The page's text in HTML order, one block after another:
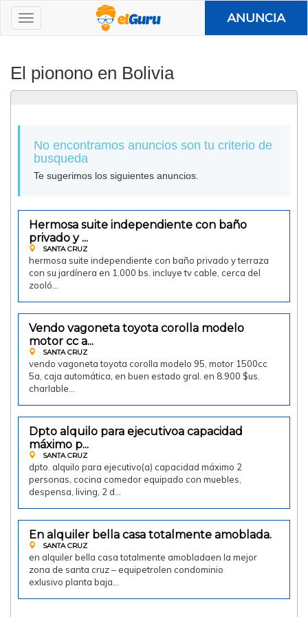
ANUNCIA
El pionono en Bolivia
No encontramos anuncios son tu criterio de
busqueda
Te sugerimos los siguientes anuncios.
Doy en alquiler
Hermosa suite independiente con baño
privado y ...
SANTA CRUZ
hermosa suite independiente con baño privado y terraza
con su jardínera en 1.000 bs. incluye tv cable, cerca del
zooló…
Vendo
Vendo vagoneta toyota corolla modelo
motor cc a...
SANTA CRUZ
vendo vagoneta toyota corolla modelo 95, motor 1500cc
5a, caja automática, en buen estado gral. en 8.900 $us.
charlable…
Doy en alquiler
Dpto alquilo para ejecutivoa capacidad
máximo p...
SANTA CRUZ
dpto. alquilo para ejecutivo(a) capacidad máximo 2
personas, cocina comedor equipado con muebles,
despensa, living, 2 d…
Vendo
En alquiler bella casa totalmente amoblada.
SANTA CRUZ
en alquiler bella casa totalmente amobladaen la mejor
zona de santa cruz – equipetrolen condominio
exlusivo planta baja…